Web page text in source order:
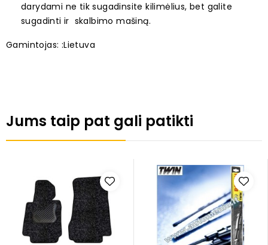
darydami ne tik sugadinsite kilimėlius, bet galite
sugadinti ir skalbimo mašiną.
Gamintojas: :Lietuva
Jums taip pat gali patikti